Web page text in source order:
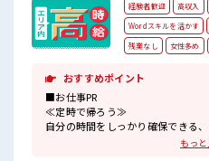
経験者歓迎 高収入
Wordスキルを活かす
残業なし
女性多め
おすすめポイント
■お仕事PR
≪定時で帰ろう≫
自分の時間をしっかり確保できる、
もっ